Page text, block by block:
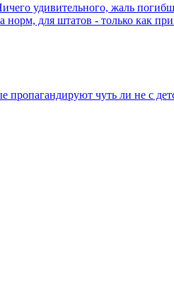
удивительного, жаль
для штатов - только как
чуть ли не с